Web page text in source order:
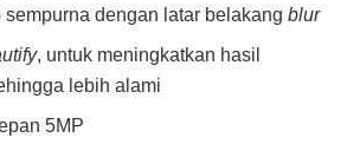
sempurna dengan latar belakang blur
, untuk meningkatkan hasil
lebih alami
5MP